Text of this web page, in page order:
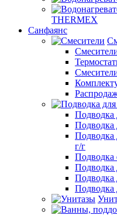
THERMEX
Санфаянс
Подводка
Подводка
Подводка
г/г
Подводка
Подводка